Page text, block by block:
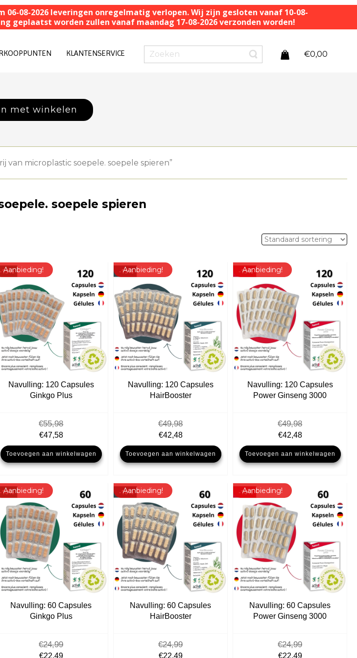
06-08-2026 leveringen onregelmatig verlopen. Wij zijn gesloten vanaf 10-08-
geplaatst worden zullen vanaf maandag 17-08-2026 verzonden worden!
KLANTENSERVICE €0,00
met winkelen
van microplastic soepele. soepele spieren”
soepele spieren
Navulling: 120 Capsules
Ginkgo Plus
€55,98
Oorspronkelijke
prijs
was:
€55,98.
€47,58Huidige
prijs
is:
€47,58.
Toevoegen aan winkelwagen
Aanbieding!
Navulling: 120 Capsules
HairBooster
€49,98
Oorspronkelijke
prijs
was:
€49,98.
€42,48Huidige
prijs
is:
€42,48.
Toevoegen aan winkelwagen
Aanbieding!
Navulling: 120 Capsules
Power Ginseng 3000
€49,98
Oorspronkelijke
prijs
was:
€49,98.
€42,48Huidige
prijs
is:
€42,48.
Toevoegen aan winkelwagen
Aanbieding!
Navulling: 60 Capsules
Ginkgo Plus
€24,99
Oorspronkelijke
€22,49Huidige
Aanbieding!
Navulling: 60 Capsules
HairBooster
€24,99
Oorspronkelijke
€22,49Huidige
Aanbieding!
Navulling: 60 Capsules
Power Ginseng 3000
€24,99
Oorspronkelijke
€22,49Huidige
Aanbieding!